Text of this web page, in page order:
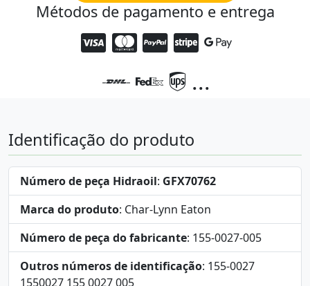
Métodos de pagamento e entrega
...
Identificação do produto
Número de peça Hidraoil: GFX70762
Marca do produto: Char-Lynn Eaton
Número de peça do fabricante: 155-0027-005
Outros números de identificação: 155-0027
1550027 155 0027 005